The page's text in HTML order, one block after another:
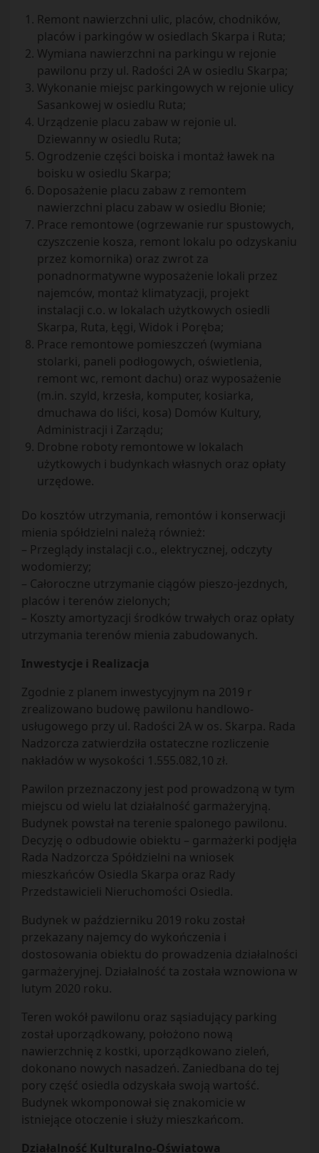
Remont nawierzchni ulic, placów, chodników,
placów i parkingów w osiedlach Skarpa i Ruta;
Wymiana nawierzchni na parkingu w rejonie
pawilonu przy ul. Radości 2A w osiedlu Skarpa;
Wykonanie miejsc parkingowych w rejonie ulicy
Sasankowej w osiedlu Ruta;
Urządzenie placu zabaw w rejonie ul.
Dziewanny w osiedlu Ruta;
Ogrodzenie części boiska i montaż ławek na
boisku w osiedlu Skarpa;
Doposażenie placu zabaw z remontem
nawierzchni placu zabaw w osiedlu Błonie;
Prace remontowe (ogrzewanie rur spustowych,
czyszczenie kosza, remont lokalu po odzyskaniu
przez komornika) oraz zwrot za
ponadnormatywne wyposażenie lokali przez
najemców, montaż klimatyzacji, projekt
instalacji c.o. w lokalach użytkowych osiedli
Skarpa, Ruta, Łęgi, Widok i Poręba;
Prace remontowe pomieszczeń (wymiana
stolarki, paneli podłogowych, oświetlenia,
remont wc, remont dachu) oraz wyposażenie
(m.in. szyld, krzesła, komputer, kosiarka,
dmuchawa do liści, kosa) Domów Kultury,
Administracji i Zarządu;
Drobne roboty remontowe w lokalach
użytkowych i budynkach własnych oraz opłaty
urzędowe.
Do kosztów utrzymania, remontów i konserwacji
mienia spółdzielni należą również:
– Przeglądy instalacji c.o., elektrycznej, odczyty
wodomierzy;
– Całoroczne utrzymanie ciągów pieszo-jezdnych,
placów i terenów zielonych;
– Koszty amortyzacji środków trwałych oraz opłaty
utrzymania terenów mienia zabudowanych.
Inwestycje i Realizacja
Zgodnie z planem inwestycyjnym na 2019 r
zrealizowano budowę pawilonu handlowo-
usługowego przy ul. Radości 2A w os. Skarpa. Rada
Nadzorcza zatwierdziła ostateczne rozliczenie
nakładów w wysokości 1.555.082,10 zł.
Pawilon przeznaczony jest pod prowadzoną w tym
miejscu od wielu lat działalność garmażeryjną.
Budynek powstał na terenie spalonego pawilonu.
Decyzję o odbudowie obiektu – garmażerki podjęła
Rada Nadzorcza Spółdzielni na wniosek
mieszkańców Osiedla Skarpa oraz Rady
Przedstawicieli Nieruchomości Osiedla.
Budynek w październiku 2019 roku został
przekazany najemcy do wykończenia i
dostosowania obiektu do prowadzenia działalności
garmażeryjnej. Działalność ta została wznowiona w
lutym 2020 roku.
Teren wokół pawilonu oraz sąsiadujący parking
został uporządkowany, położono nową
nawierzchnię z kostki, uporządkowano zieleń,
dokonano nowych nasadzeń. Zaniedbana do tej
pory część osiedla odzyskała swoją wartość.
Budynek wkomponował się znakomicie w
istniejące otoczenie i służy mieszkańcom.
Działalność Kulturalno-Oświatowa